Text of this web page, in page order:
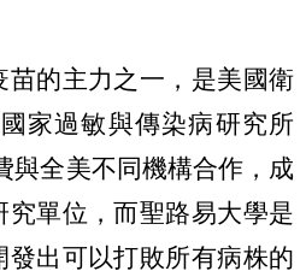
苗的主力之一，是美國衛
家過敏與傳染病研究所
與全美不同機構合作，成
究單位，而聖路易大學是
出可以打敗所有病株的